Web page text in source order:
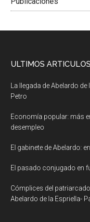
ULTIMOS ARTICULOS
La llegada de Abelardo
Petro
Economía popular: más
desempleo
El gabinete de Abelardo:
El pasado conjugado en
Cómplices del
Abelardo de la Espriella-